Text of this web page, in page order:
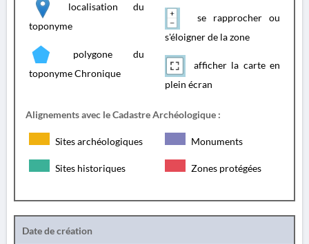
localisation du
toponyme
polygone du
toponyme Chronique
se rapprocher ou
s'éloigner de la zone
afficher la carte en
plein écran
Alignements avec le Cadastre Archéologique :
Sites archéologiques Monuments
Sites historiques Zones protégées
Date de création